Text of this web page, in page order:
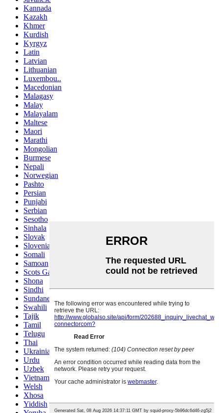
Kannada
Kazakh
Khmer
Kurdish
Kyrgyz
Latin
Latvian
Lithuanian
Luxembou..
Macedonian
Malagasy
Malay
Malayalam
Maltese
Maori
Marathi
Mongolian
Burmese
Nepali
Norwegian
Pashto
Persian
Punjabi
Serbian
Sesotho
Sinhala
Slovak
Slovenian
Somali
Samoan
Scots Gaelic
Shona
Sindhi
Sundanese
Swahili
Tajik
Tamil
Telugu
Thai
Ukrainian
Urdu
Uzbek
Vietnamese
Welsh
Xhosa
Yiddish